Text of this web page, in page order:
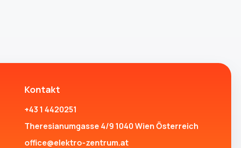
Kontakt
+43 1 4420251
Theresianumgasse 4/9 1040 Wien Österreich
office@elektro-zentrum.at